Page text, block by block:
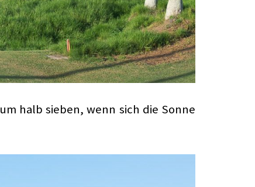
halb sieben, wenn sich die Sonne